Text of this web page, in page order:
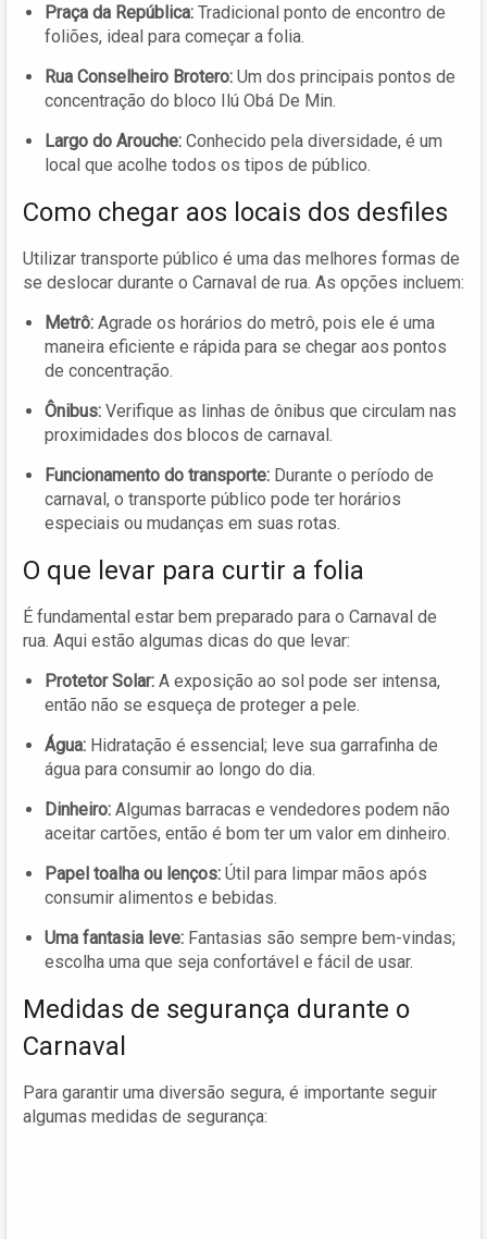
Praça da República: Tradicional ponto de encontro de
foliões, ideal para começar a folia.
Rua Conselheiro Brotero: Um dos principais pontos de
concentração do bloco Ilú Obá De Min.
Largo do Arouche: Conhecido pela diversidade, é um
local que acolhe todos os tipos de público.
Como chegar aos locais dos desfiles
Utilizar transporte público é uma das melhores formas de
se deslocar durante o Carnaval de rua. As opções incluem:
Metrô: Agrade os horários do metrô, pois ele é uma
maneira eficiente e rápida para se chegar aos pontos
de concentração.
Ônibus: Verifique as linhas de ônibus que circulam nas
proximidades dos blocos de carnaval.
Funcionamento do transporte: Durante o período de
carnaval, o transporte público pode ter horários
especiais ou mudanças em suas rotas.
O que levar para curtir a folia
É fundamental estar bem preparado para o Carnaval de
rua. Aqui estão algumas dicas do que levar:
Protetor Solar: A exposição ao sol pode ser intensa,
então não se esqueça de proteger a pele.
Água: Hidratação é essencial; leve sua garrafinha de
água para consumir ao longo do dia.
Dinheiro: Algumas barracas e vendedores podem não
aceitar cartões, então é bom ter um valor em dinheiro.
Papel toalha ou lenços: Útil para limpar mãos após
consumir alimentos e bebidas.
Uma fantasia leve: Fantasias são sempre bem-vindas;
escolha uma que seja confortável e fácil de usar.
Medidas de segurança durante o
Carnaval
Para garantir uma diversão segura, é importante seguir
algumas medidas de segurança: